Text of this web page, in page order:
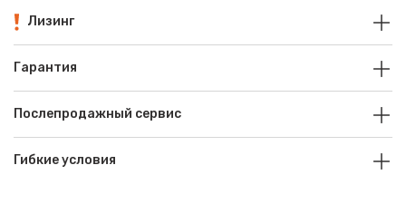
Лизинг
Гарантия
Послепродажный сервис
Гибкие условия